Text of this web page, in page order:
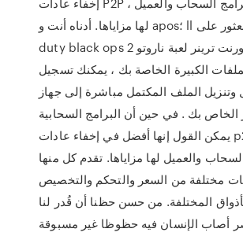
لها مزاياها. أدناه أنت و apos؛ ll العثور على Call of
duty black ops 2 تحميل تورنت ترينر لعبة ناروتو
الكبيرة الخاصة بك ، يمكنك تسجيل
وتنزيل الملف المكتمل مباشرة إلى جهاز
الخاص بك . في حين أن البرامج السحابية
يمكن القول إنها أفضل في إخفاء عادات p2p ، فإن كلا
والعميل لها مزاياها. تقدم كل منها
مختلفة من السعر والتحكم والتخصيص
المختلفة. من حسن حظنا أن قُدر لنا
أصاب الإنسان فيه حظوظا غير مسبوقة